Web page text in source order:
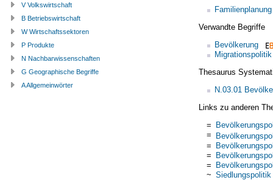
Familienplanung
Verwandte Begriffe
Bevölkerung
Migrationspolitik
Thesaurus
N.03.01
Links zu anderen
=
=
=
=
=
~ Siedlungspolitik
V Volkswirtschaft
B Betriebswirtschaft
W Wirtschaftssektoren
P Produkte
N Nachbarwissenschaften
G Geographische Begriffe
A Allgemeinwörter